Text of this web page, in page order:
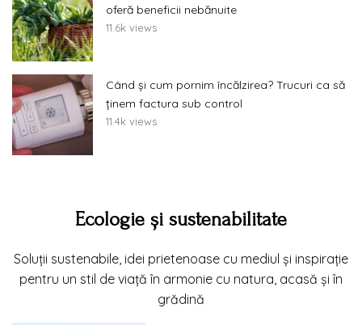
oferă beneficii nebănuite
11.6k views
Când și cum pornim încălzirea? Trucuri ca să
ținem factura sub control
11.4k views
Ecologie și sustenabilitate
Soluții sustenabile, idei prietenoase cu mediul și inspirație
pentru un stil de viață în armonie cu natura, acasă și în
grădină